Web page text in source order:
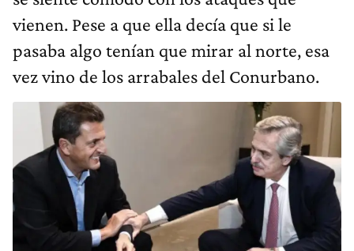
vienen. Pese a que ella decía que si le
pasaba algo tenían que mirar al norte, esa
vez vino de los arrabales del Conurbano.